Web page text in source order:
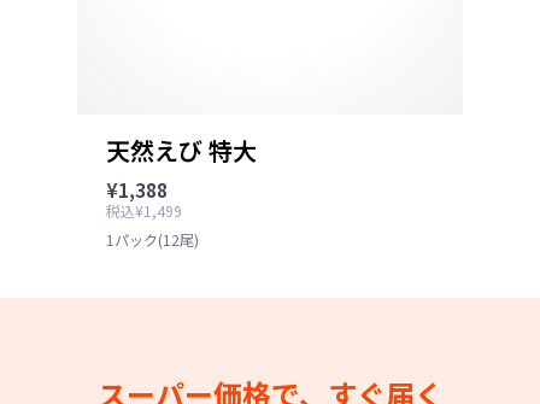
天然えび 特大
¥1,388
税込¥1,499
1パック(12尾)
スーパー価格で、すぐ届く